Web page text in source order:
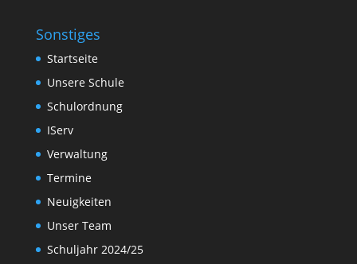
Sonstiges
Startseite
Unsere Schule
Schulordnung
IServ
Verwaltung
Termine
Neuigkeiten
Unser Team
Schuljahr 2024/25